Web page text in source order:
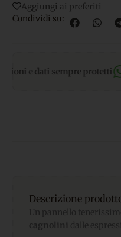
Aggiungi ai preferiti
Condividi su:
e dati sempre protetti
Descrizione